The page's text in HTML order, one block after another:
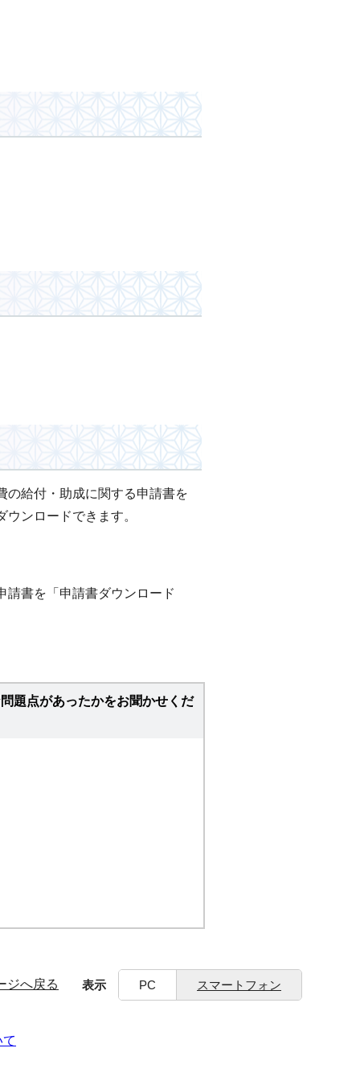
の給付・助成に関する申請書を
ンロードできます。
請書を「申請書ダウンロード
題点があったかをお聞かせくだ
ジへ戻る 表示 PC スマートフォン